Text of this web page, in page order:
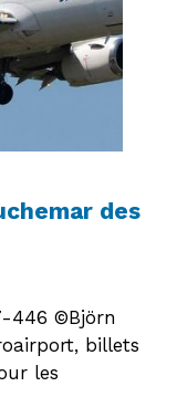
des
446 ©Björn
billets
les